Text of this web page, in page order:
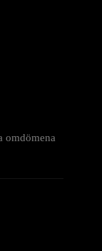
omdömena